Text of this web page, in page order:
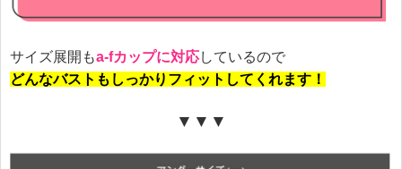
サイズ展開もa-fカップに対応しているので
どんなバストもしっかりフィットしてくれます！
▼▼▼